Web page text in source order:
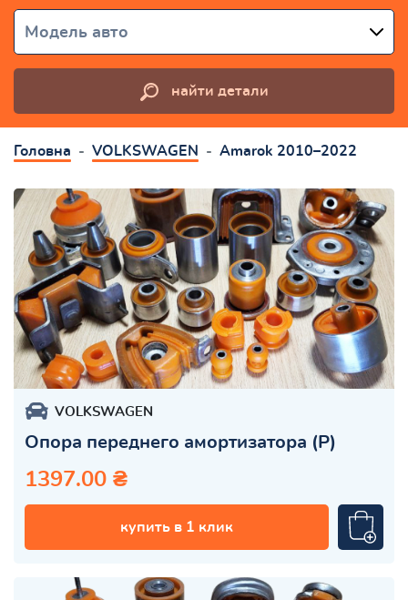
Модель авто
найти детали
Головна VOLKSWAGEN Amarok 2010–2022
VOLKSWAGEN
Опора переднего амортизатора (Р)
1397.00 ₴
купить в 1 клик